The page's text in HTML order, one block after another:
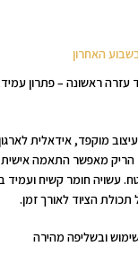
עזרה ראשונה – פתרון עמיד,
מוקפד, אידאלית
הריק מאפשר התאמה
עשויה חומר קשיח ועמיד
הציוד לאורך זמן.
ובשליפה מהירה